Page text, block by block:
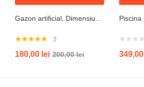
5.00din 5
3
180,00 lei 200,00lei 349,00